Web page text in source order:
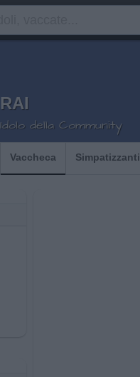
RAI
Idolo della Community
Vaccheca Simpatizzanti